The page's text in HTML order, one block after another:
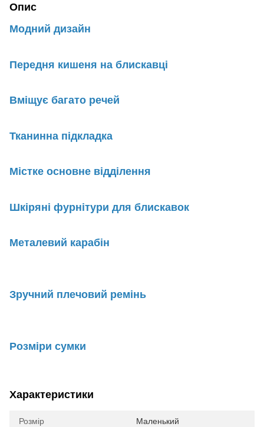
Опис
Модний дизайн
Передня кишеня на блискавці
Вміщує багато речей
Тканинна підкладка
Містке основне відділення
Шкіряні фурнітури для блискавок
Металевий карабін
Зручний плечовий ремінь
Розміри сумки
Характеристики
Розмір Маленький